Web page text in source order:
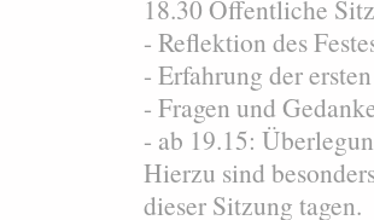
18.30 Öffentliche
- Reflektion des
- Erfahrung der
- Fragen und
- ab 19.15:
Hierzu sind
dieser Sitzung tagen.